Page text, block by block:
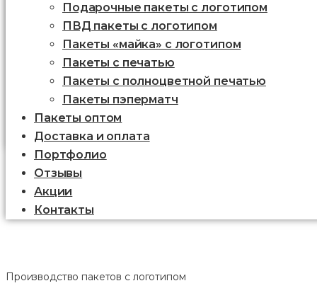
Подарочные пакеты с логотипом
ПВД пакеты с логотипом
Пакеты «майка» с логотипом
Пакеты c печатью
Пакеты с полноцветной печатью
Пакеты пэперматч
Пакеты оптом
Доставка и оплата
Портфолио
Отзывы
Акции
Контакты
Производство пакетов с логотипом